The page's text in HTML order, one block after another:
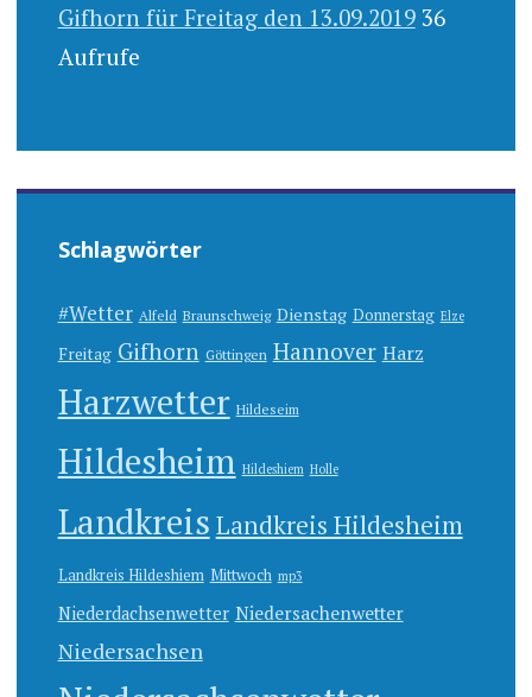
Gifhorn für Freitag den 13.09.2019 36
Aufrufe
Schlagwörter
#Wetter Alfeld Braunschweig Dienstag Donnerstag Elze
Freitag Gifhorn Göttingen Hannover Harz
Harzwetter Hildeseim
Hildesheim Hildeshiem Holle
Landkreis Landkreis Hildesheim
Landkreis Hildeshiem Mittwoch mp3
Niederdachsenwetter Niedersachenwetter
Niedersachsen